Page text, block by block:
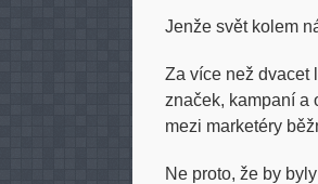
Jenže svět kolem
Za více než dvacet
značek, kampaní a
mezi marketéry
Ne proto, že by